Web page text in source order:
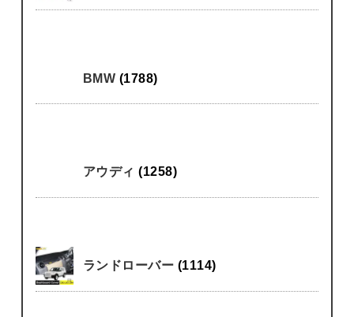
BMW (1788)
アウディ(1258)
ランドローバー (1114)